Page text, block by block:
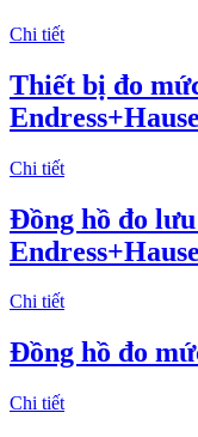
Chi tiết
Thiết bị đo
Chi tiết
Đồng hồ đo
Chi tiết
Đồng hồ đo
Chi tiết